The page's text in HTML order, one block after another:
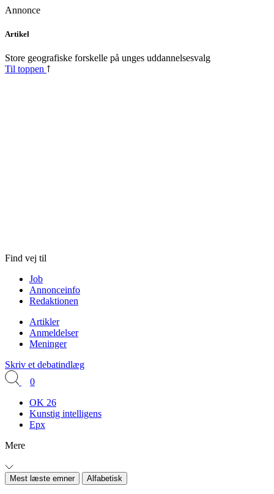
Annonce
Skip
content
Artikel
Store geografiske forskelle på unges uddannelsesvalg
Til toppen
Find vej til
Job
Annonceinfo
Redaktionen
Artikler
Anmeldelser
Meninger
Skriv et debatindlæg
0
OK 26
Kunstig intelligens
Epx
Mere
Mest læste emner Alfabetisk